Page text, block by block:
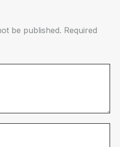
be published. Required